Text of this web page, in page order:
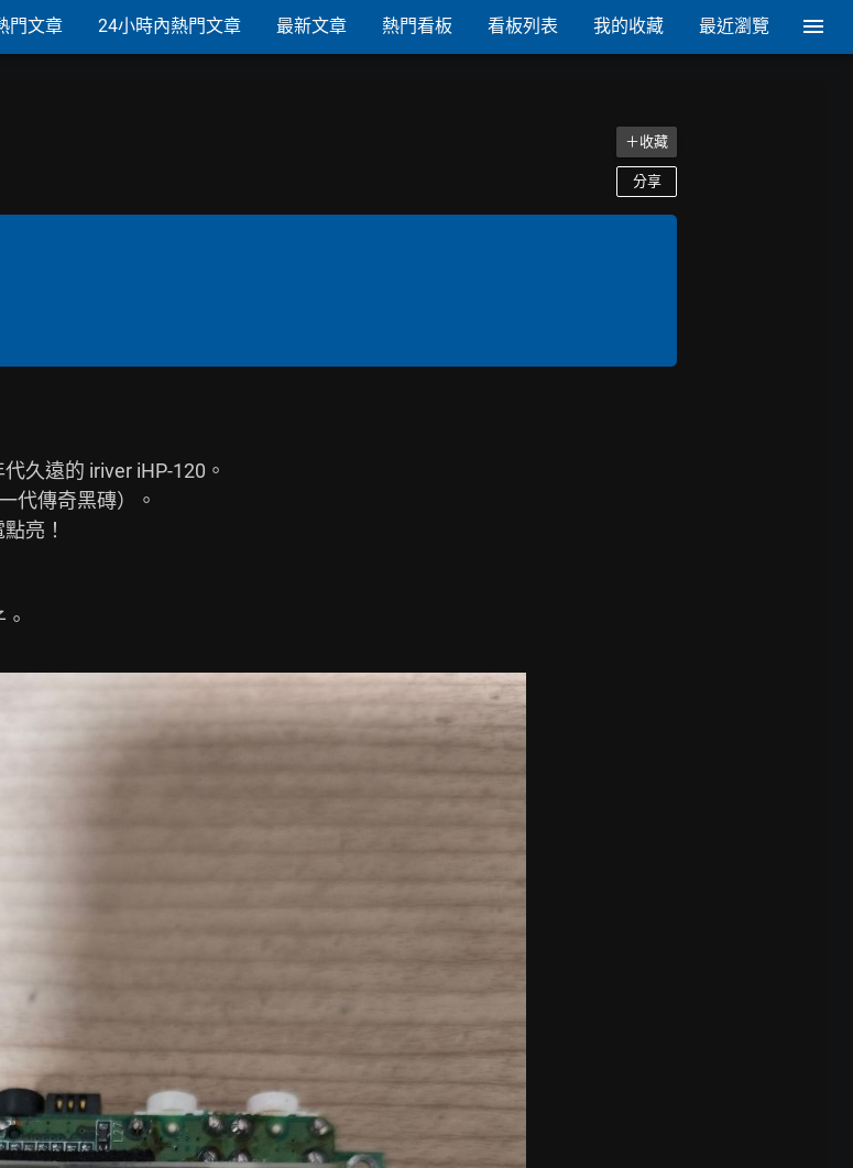
門文章 24小時內熱門文章 最新文章 熱門看板 看板列表 我的收藏 最近瀏覽
＋收藏
分享
久遠的 iriver iHP-120。
代傳奇黑磚）。
亮！